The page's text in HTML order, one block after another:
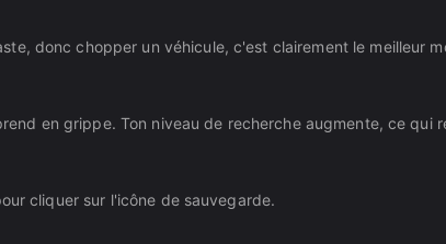
donc chopper un véhicule, c'est clairement le meilleur
en grippe. Ton niveau de recherche augmente, ce qui
cliquer sur l'icône de sauvegarde.